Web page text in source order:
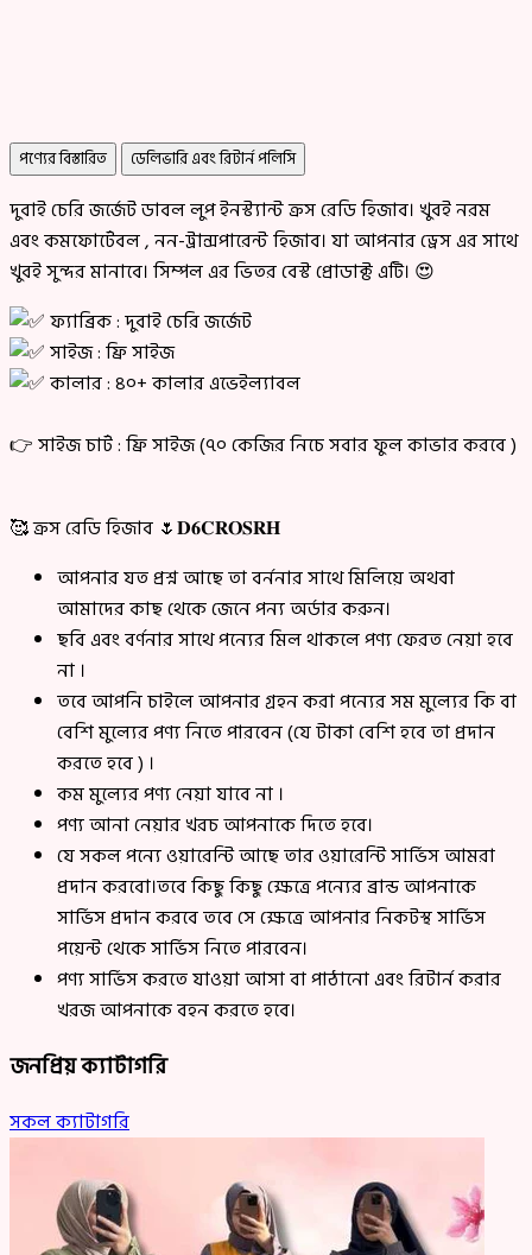
পণ্যের বিস্তারিত ডেলিভারি এবং রিটার্ন পলিসি
দুবাই চেরি জর্জেট ডাবল লুপ ইনস্ট্যান্ট ক্রস রেডি হিজাব। খুবই নরম
এবং কমফোর্টেবল , নন-ট্রান্সপারেন্ট হিজাব। যা আপনার ড্রেস এর সাথে
খুবই সুন্দর মানাবে। সিম্পল এর ভিতর বেস্ট প্রোডাক্ট এটি। 😍
ফ্যাব্রিক : দুবাই চেরি জর্জেট
সাইজ : ফ্রি সাইজ
কালার : ৪০+ কালার এভেইল্যাবল
👉 সাইজ চার্ট : ফ্রি সাইজ (৭০ কেজির নিচে সবার ফুল কাভার করবে )
🥰 ক্রস রেডি হিজাব 🌷𝐃𝟔𝐂𝐑𝐎𝐒𝐑𝐇
আপনার যত প্রশ্ন আছে তা বর্ননার সাথে মিলিয়ে অথবা
আমাদের কাছ থেকে জেনে পন্য অর্ডার করুন।
ছবি এবং বর্ণনার সাথে পন্যের মিল থাকলে পণ্য ফেরত নেয়া হবে
না ।
তবে আপনি চাইলে আপনার গ্রহন করা পন্যের সম মুল্যের কি বা
বেশি মুল্যের পণ্য নিতে পারবেন (যে টাকা বেশি হবে তা প্রদান
করতে হবে ) ।
কম মুল্যের পণ্য নেয়া যাবে না ।
পণ্য আনা নেয়ার খরচ আপনাকে দিতে হবে।
যে সকল পন্যে ওয়ারেন্টি আছে তার ওয়ারেন্টি সার্ভিস আমরা
প্রদান করবো।তবে কিছু কিছু ক্ষেত্রে পন্যের ব্রান্ড আপনাকে
সার্ভিস প্রদান করবে তবে সে ক্ষেত্রে আপনার নিকটস্থ সার্ভিস
পয়েন্ট থেকে সার্ভিস নিতে পারবেন।
পণ্য সার্ভিস করতে যাওয়া আসা বা পাঠানো এবং রিটার্ন করার
খরজ আপনাকে বহন করতে হবে।
জনপ্রিয় ক্যাটাগরি
সকল ক্যাটাগরি